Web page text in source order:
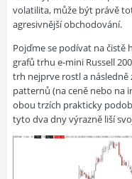
volatilita, může být právě
agresivnější obchodování.
Pojďme se podívat na
grafů trhu e-mini Russell
trh nejprve rostl a následně
patternů (na ceně nebo na
obou trzích prakticky
tyto dva dny výrazně liší